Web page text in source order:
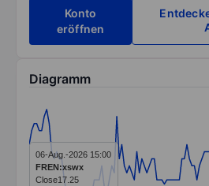
Konto
eröffnen
Diagramm
Line chart with 110 data points.
The chart has 1 X axis
The chart has 1 Y axis
06-Aug.-2026 15:00
FREN:xswx
Close17.25